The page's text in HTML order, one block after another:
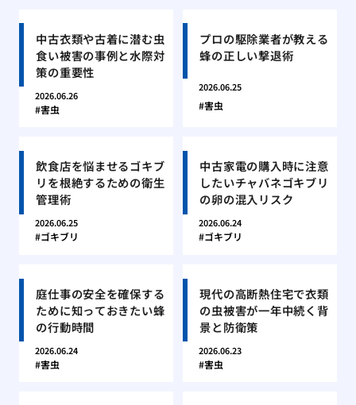
中古衣類や古着に潜む虫
食い被害の事例と水際対
策の重要性
2026.06.26
害虫
プロの駆除業者が教える
蜂の正しい撃退術
2026.06.25
害虫
飲食店を悩ませるゴキブ
リを根絶するための衛生
管理術
2026.06.25
ゴキブリ
中古家電の購入時に注意
したいチャバネゴキブリ
の卵の混入リスク
2026.06.24
ゴキブリ
庭仕事の安全を確保する
ために知っておきたい蜂
の行動時間
2026.06.24
害虫
現代の高断熱住宅で衣類
の虫被害が一年中続く背
景と防衛策
2026.06.23
害虫